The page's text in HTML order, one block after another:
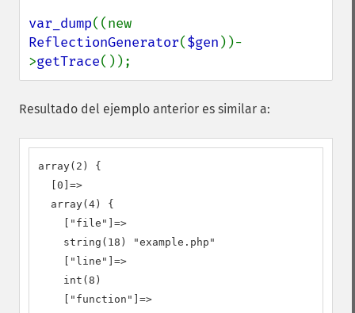
var_dump
ReflectionGenerator($gen ))-
>getTrace());
Resultado del ejemplo anterior es similar a:
array(2) {
  [0]=>
  array(4) {
    ["file"]=>
    string(18) "example.php"
    ["line"]=>
    int(8)
    ["function"]=>